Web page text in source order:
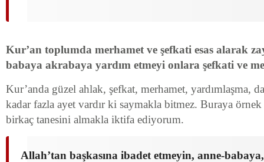
Kur’an toplumda merhamet ve şefkati esas alarak
babaya akrabaya yardım etmeyi onlara şefkati ve
Kur’anda güzel ahlak, şefkat, merhamet, yardımlaşma,
kadar fazla ayet vardır ki saymakla bitmez. Buraya örnek
birkaç tanesini almakla iktifa ediyorum.
Allah’tan başkasına ibadet etmeyin, anne-